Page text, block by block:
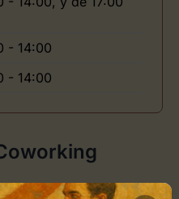
- 14:00
- 14:00